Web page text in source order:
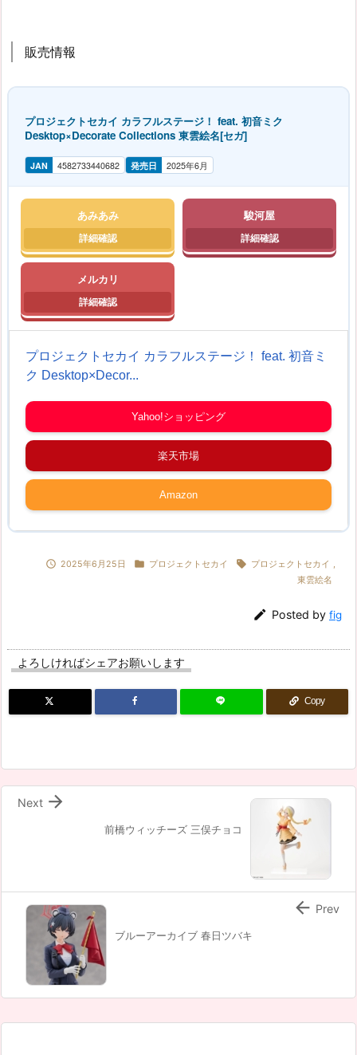
販売情報
プロジェクトセカイ カラフルステージ！ feat. 初音ミク
Desktop×Decorate Collections 東雲絵名[セガ]
JAN 4582733440682 発売日 2025年6月
あみあみ 駿河屋
メルカリ
プロジェクトセカイ カラフルステージ！ feat. 初音ミ
ク Desktop×Decor...
Yahoo!ショッピング
楽天市場
Amazon
 2025年6月25日  プロジェクトセカイ  プロジェクトセカイ ,
東雲絵名
 Posted by fig
よろしければシェアお願いします
Copy
前橋ウィッチーズ 三俣チョコ

Next
ブルーアーカイブ 春日ツバキ
 Prev